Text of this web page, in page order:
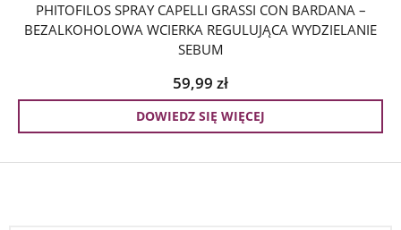
PHITOFILOS SPRAY CAPELLI GRASSI CON BARDANA –
BEZALKOHOLOWA WCIERKA REGULUJĄCA WYDZIELANIE
SEBUM
59,99 zł
DOWIEDZ SIĘ WIĘCEJ